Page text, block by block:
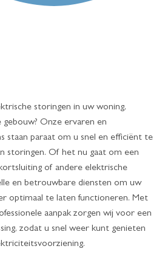
storingen in uw woning,
Onze ervaren en
staan paraat om u snel en efficiënt te
storingen. Of het nu gaat om een
of andere elektrische
en betrouwbare diensten om uw
optimaal te laten functioneren. Met
aanpak zorgen wij voor een
zodat u snel weer kunt genieten